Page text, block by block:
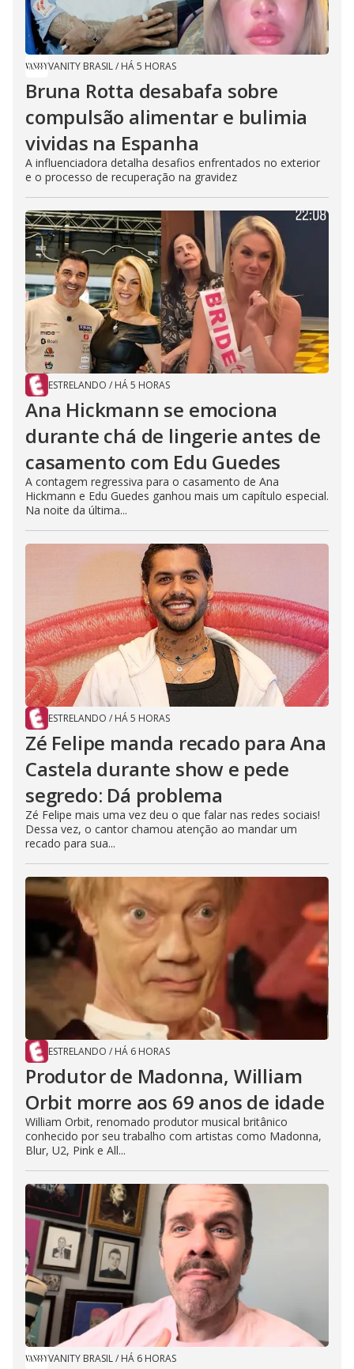
VANITY BRASIL/ HÁ 5 HORAS
Bruna Rotta desabafa sobre
compulsão alimentar e bulimia
vividas na Espanha
A influenciadora detalha desafios enfrentados no exterior
e o processo de recuperação na gravidez
ESTRELANDO / HÁ 5 HORAS
Ana Hickmann se emociona
durante chá de lingerie antes de
casamento com Edu Guedes
A contagem regressiva para o casamento de Ana
Hickmann e Edu Guedes ganhou mais um capítulo especial.
Na noite da última...
ESTRELANDO / HÁ 5 HORAS
Zé Felipe manda recado para Ana
Castela durante show e pede
segredo: Dá problema
Zé Felipe mais uma vez deu o que falar nas redes sociais!
Dessa vez, o cantor chamou atenção ao mandar um
recado para sua...
ESTRELANDO / HÁ 6 HORAS
Produtor de Madonna, William
Orbit morre aos 69 anos de idade
William Orbit, renomado produtor musical britânico
conhecido por seu trabalho com artistas como Madonna,
Blur, U2, Pink e All...
VANITY BRASIL/ HÁ 6 HORAS